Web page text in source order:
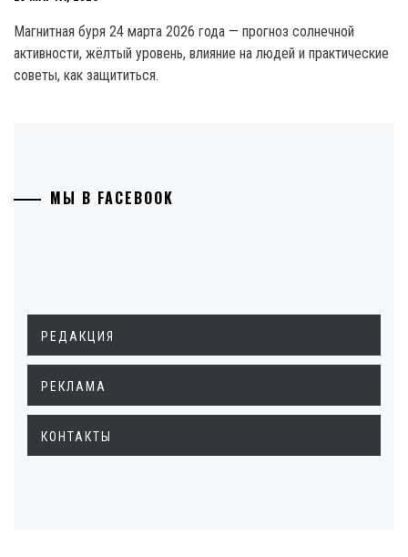
Магнитная буря 24 марта 2026 года — прогноз солнечной
активности, жёлтый уровень, влияние на людей и практические
советы, как защититься.
МЫ В FACEBOOK
РЕДАКЦИЯ
РЕКЛАМА
КОНТАКТЫ